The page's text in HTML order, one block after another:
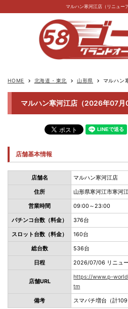
マルハン寒河江店（リニュー
HOME keyboard_arrow_right 北海道・東北 keyboard_arrow_right 山形県 keyboard_arrow_right マルハン
マルハン寒河江店（2026年07月
店舗基本情報
店舗名 マルハン寒河江店
住所 山形県寒河江市寒河
営業時間 09:00～23:00
パチンコ台数（料金） 376台
スロット台数（料金） 160台
総台数 536台
日程 2026/07/06 リニュ
店舗URL
https://www.p-
tm
備考 スマパチ増台（計109